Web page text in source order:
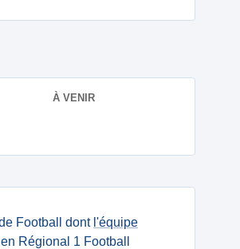
À VENIR
Football dont l'équipe
Régional 1 Football